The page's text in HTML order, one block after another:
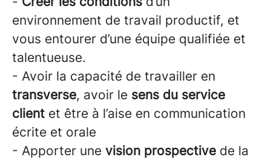
environnement de travail productif, et
vous entourer d’une équipe qualifiée et
talentueuse.
- Avoir la capacité de travailler en
transverse, avoir le sens du service
client et être à l’aise en communication
écrite et orale
- Apporter une vision prospective de la